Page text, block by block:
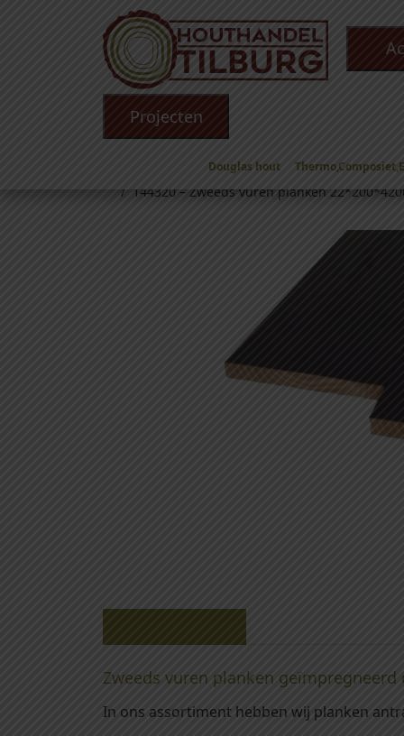
Projecten
Douglas hout
Gekleurd hout /Antraciet (ral-7016)/
/ 144320 – Zweeds vuren planken
Zweeds vuren planken
In ons assortiment hebben wij planken